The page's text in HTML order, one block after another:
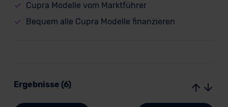
Cupra Modelle vom Marktführer
Bequem alle Cupra Modelle finanzieren
Ergebnisse (6)